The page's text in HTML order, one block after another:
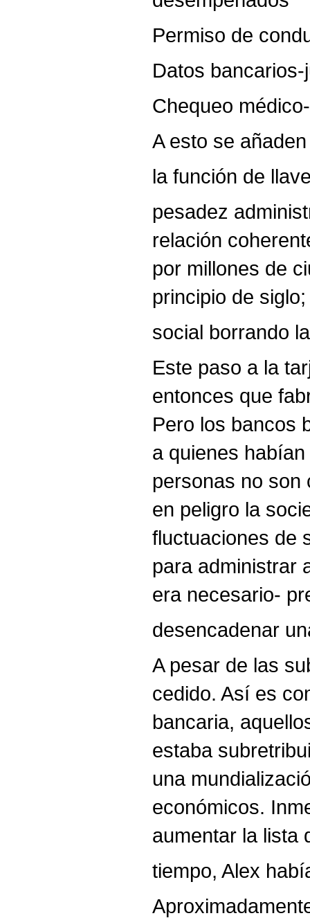
Permiso de
Datos
Chequeo
A esto se
la función de
pesadez
relación
por millones de
principio de
social borrando
Este paso a la
entonces que
Pero los bancos
a quienes
personas no son
en peligro la
fluctuaciones de
para administrar
era necesario-
desencadenar
A pesar de las
cedido. Así es
bancaria,
estaba
una
económicos.
aumentar la lista
tiempo, Alex